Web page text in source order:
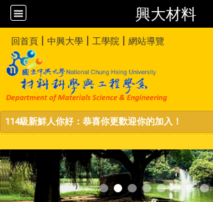
興大材料
回首頁 | 中興大學 | 工學院 | 網站導覽
114級新鮮人你好：恭喜你更歡迎你的加入！